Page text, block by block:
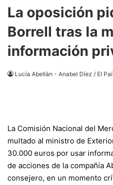
La oposición
Borrell tras la
información
Lucía Abellán - Anabel Díez / El
La Comisión Nacional del
multado al ministro de
30.000 euros por usar
de acciones de la compañía
consejero, en un momento